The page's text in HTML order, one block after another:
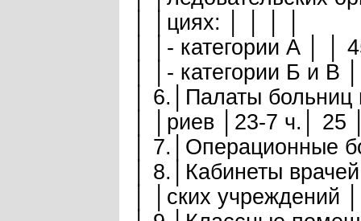
│ │циях: │ │ │ │
│ │- категории А │ │
│ │- категории Б и В
│ 6.│Палаты
│ │риев │23-7 ч.│ 25
│ 7.│Операционные
│ 8.│Кабинеты
│ │ских учреждений